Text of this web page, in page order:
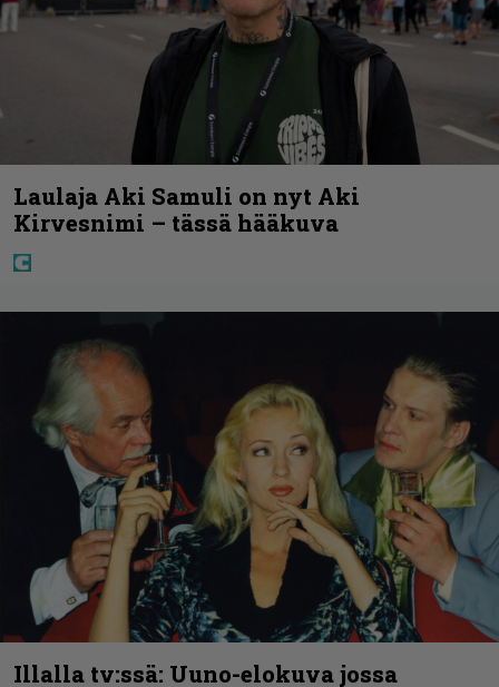
Laulaja Aki Samuli on nyt Aki
Kirvesnimi – tässä hääkuva
Illalla tv:ssä: Uuno-elokuva jossa